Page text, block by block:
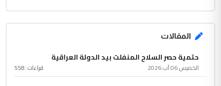
المقالات
حتمية حصر السلاح المنفلت بيد الدولة العراقية
الخميس 06 آب 2026 قراءات :558